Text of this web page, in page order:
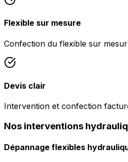
Flexible sur mesure
Confection du flexible sur
Devis clair
Intervention et confection
Nos interventions
Dépannage flexibles